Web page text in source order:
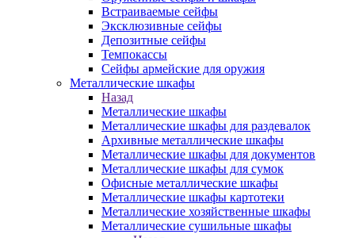
Встраиваемые сейфы
Эксклюзивные сейфы
Депозитные сейфы
Темпокассы
Сейфы армейские для оружия
Металлические шкафы
Назад
Металлические шкафы
Металлические шкафы для раздевалок
Архивные металлические шкафы
Металлические шкафы для документов
Металлические шкафы для сумок
Офисные металлические шкафы
Металлические шкафы картотеки
Металлические хозяйственные шкафы
Металлические сушильные шкафы